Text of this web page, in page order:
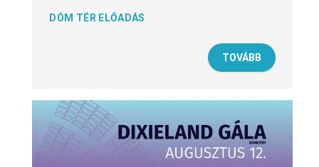
DÓM TÉR ELŐADÁS
TOVÁBB